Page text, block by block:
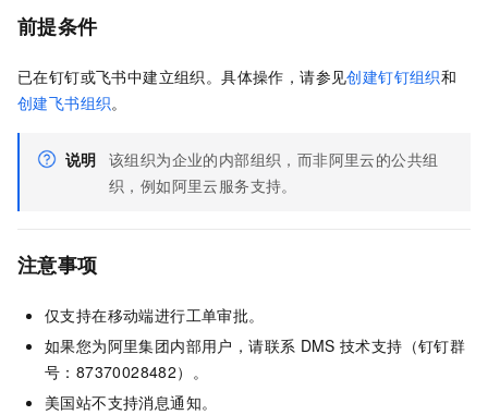
前提条件
已在钉钉或飞书中建立组织。具体操作，请参见创建钉钉组织和
创建飞书组织。
说明 该组织为企业的内部组织，而非阿里云的公共组
织，例如阿里云服务支持。
注意事项
仅支持在移动端进行工单审批。
如果您为阿里集团内部用户，请联系 DMS 技术支持（钉钉群
号：87370028482）。
美国站不支持消息通知。